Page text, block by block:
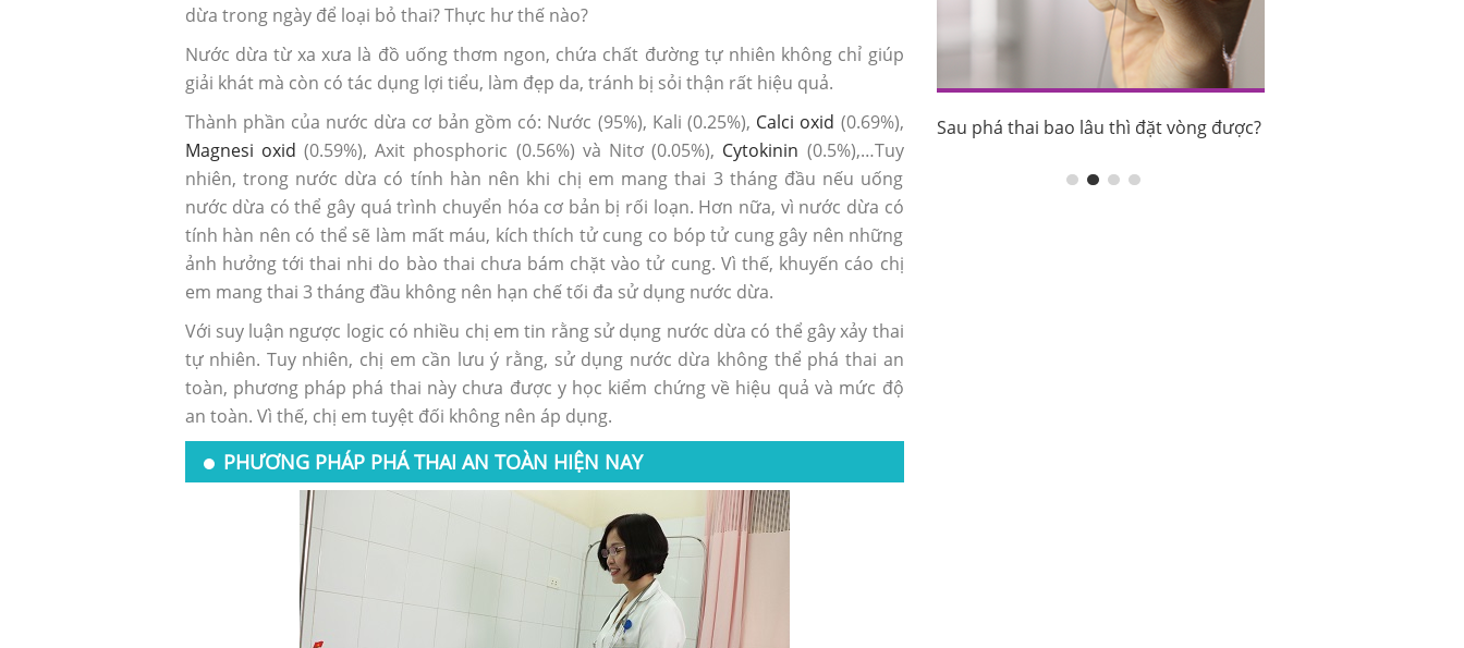
dừa trong ngày để loại bỏ thai? Thực hư thế nào?
Nước dừa từ xa xưa là đồ uống thơm ngon, chứa chất đường tự nhiên không chỉ giúp
giải khát mà còn có tác dụng lợi tiểu, làm đẹp da, tránh bị sỏi thận rất hiệu quả.
Thành phần của nước dừa cơ bản gồm có: Nước (95%), Kali (0.25%), Calci oxid (0.69%),
Magnesi oxid (0.59%), Axit phosphoric (0.56%) và Nitơ (0.05%), Cytokinin (0.5%),…Tuy
nhiên, trong nước dừa có tính hàn nên khi chị em mang thai 3 tháng đầu nếu uống
nước dừa có thể gây quá trình chuyển hóa cơ bản bị rối loạn. Hơn nữa, vì nước dừa có
tính hàn nên có thể sẽ làm mất máu, kích thích tử cung co bóp tử cung gây nên những
ảnh hưởng tới thai nhi do bào thai chưa bám chặt vào tử cung. Vì thế, khuyến cáo chị
em mang thai 3 tháng đầu không nên hạn chế tối đa sử dụng nước dừa.
Với suy luận ngược logic có nhiều chị em tin rằng sử dụng nước dừa có thể gây xảy thai
tự nhiên. Tuy nhiên, chị em cần lưu ý rằng, sử dụng nước dừa không thể phá thai an
toàn, phương pháp phá thai này chưa được y học kiểm chứng về hiệu quả và mức độ
an toàn. Vì thế, chị em tuyệt đối không nên áp dụng.
PHƯƠNG PHÁP PHÁ THAI AN TOÀN HIỆN NAY
Sau phá thai có nên uống thuốc tránh
thai?
Sau phá thai bao lâu thì có kinh trở lại? Sau phá thai bao lâu thì đặt vòng được?